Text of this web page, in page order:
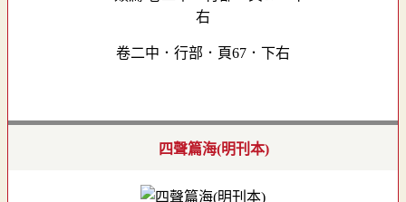
卷二中．行部．頁67．下右
四聲篇海(明刊本)